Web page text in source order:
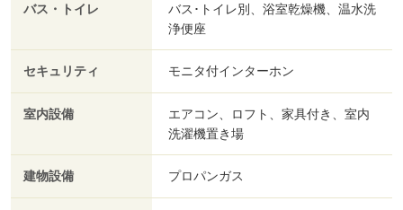
バス・トイレ
バス･トイレ別、浴室乾燥機、温水洗
浄便座
セキュリティ モニタ付インターホン
室内設備
エアコン、ロフト、家具付き、室内
洗濯機置き場
建物設備 プロパンガス